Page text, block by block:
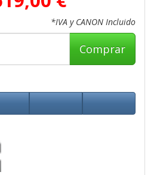
*IVA y CANON Incluido
Comprar